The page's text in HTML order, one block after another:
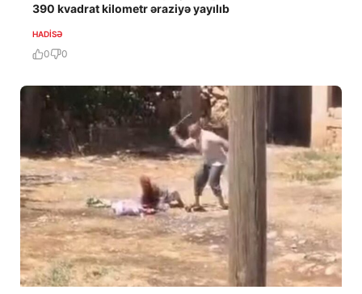
390 kvadrat kilometr əraziyə yayılıb
HADISƏ
0 0